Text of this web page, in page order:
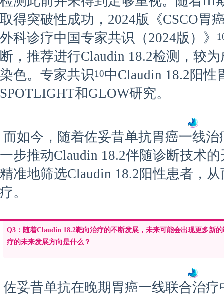
取得突破性成功，2024版《CSCO胃
外科诊疗中国专家共识（2024版）》
断，推荐进行Claudin 18.2检测，较
染色。专家共识10中Claudin 18.2阳
SPOTLIGHT和GLOW研究。
而如今，随着佐妥昔单抗胃癌一线
一步推动Claudin 18.2伴随诊断技术
精准地筛选Claudin 18.2阳性患者，
疗。
Q3：随着Claudin 18.2靶向治疗的不断发展，未来可能会出现更多新
疗的未来发展方向是什么？
佐妥昔单抗在晚期胃癌一线联合治